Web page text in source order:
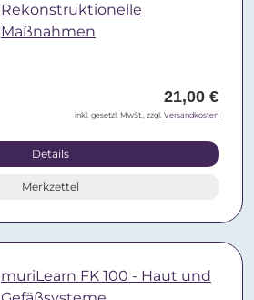
Rekonstruktionelle
Maßnahmen
21,00 €
inkl. gesetzl. MwSt., zzgl.Versandkosten
Details
Merkzettel
muriLearn FK 100 - Haut und